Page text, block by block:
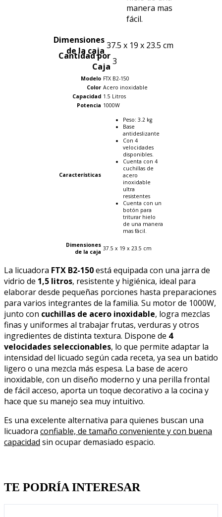
manera mas
fácil.
Dimensiones
de la caja 37.5 x 19 x 23.5 cm
Cantidad por
Caja 3
Modelo FTX B2-150
Color Acero inoxidable
Capacidad 1.5 Litros
Potencia 1000W
Características
Peso: 3.2 kg
Base
antideslizante
Con 4
velocidades
disponibles.
Cuenta con 4
cuchillas de
acero
inoxidable
ultra
resistentes
Cuenta con un
botón para
triturar hielo
de una manera
mas fácil.
Dimensiones
de la caja 37.5 x 19 x 23.5 cm
La licuadora FTX B2-150está equipada con una jarra de
vidrio de 1,5 litros, resistente y higiénica, ideal para
elaborar desde pequeñas porciones hasta preparaciones
para varios integrantes de la familia. Su motor de 1000W,
junto con cuchillas de acero inoxidable, logra mezclas
finas y uniformes al trabajar frutas, verduras y otros
ingredientes de distinta textura. Dispone de 4
velocidades seleccionables, lo que permite adaptar la
intensidad del licuado según cada receta, ya sea un batido
ligero o una mezcla más espesa. La base de acero
inoxidable, con un diseño moderno y una perilla frontal
de fácil acceso, aporta un toque decorativo a la cocina y
hace que su manejo sea muy intuitivo.
Es una excelente alternativa para quienes buscan una
licuadora confiable, de tamaño conveniente y con buena
capacidad sin ocupar demasiado espacio.
TE PODRÍA INTERESAR